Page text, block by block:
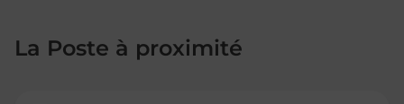
La Poste à proximité